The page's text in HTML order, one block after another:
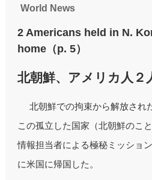
World News
2 Americans held in N.
home（p. 5）
北朝鮮、アメリカ人２
北朝鮮での拘束から解放され
この孤立した国家（北朝鮮のこ
情報担当者による極秘ミッショ
に米国に帰国した。